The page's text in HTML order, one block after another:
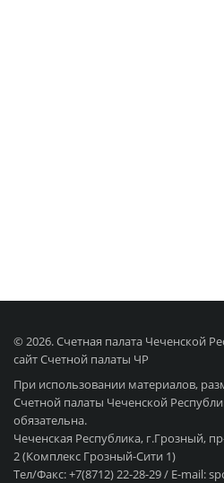
© 2026. Счетная палата Чеченской
сайт Счетной палаты ЧР
При использовании материалов,
Счетной палаты Чеченской
обязательна.
Чеченская Республика, г.Грозный,
2 (Комплекс Грозный-Сити 1)
Тел/Факс: +7(8712) 22-28-29 / E-mail: